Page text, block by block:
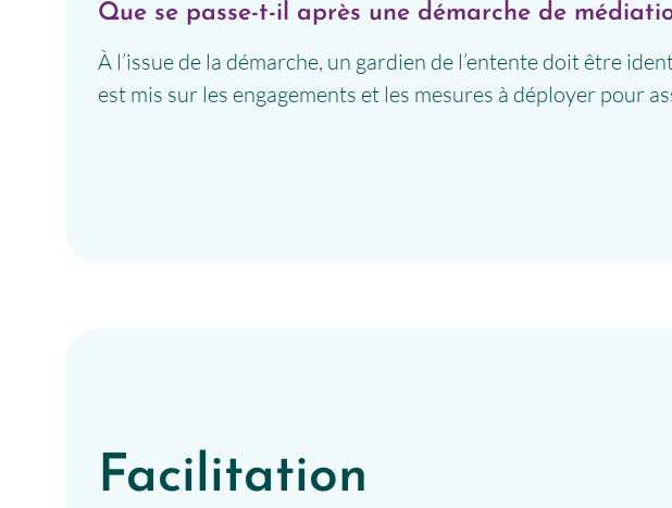
Que se passe-t-il après une démarche de
À l’issue de la démarche, un gardien de l’entente doit être
est mis sur les engagements et les mesures à déployer pour
Facilitation